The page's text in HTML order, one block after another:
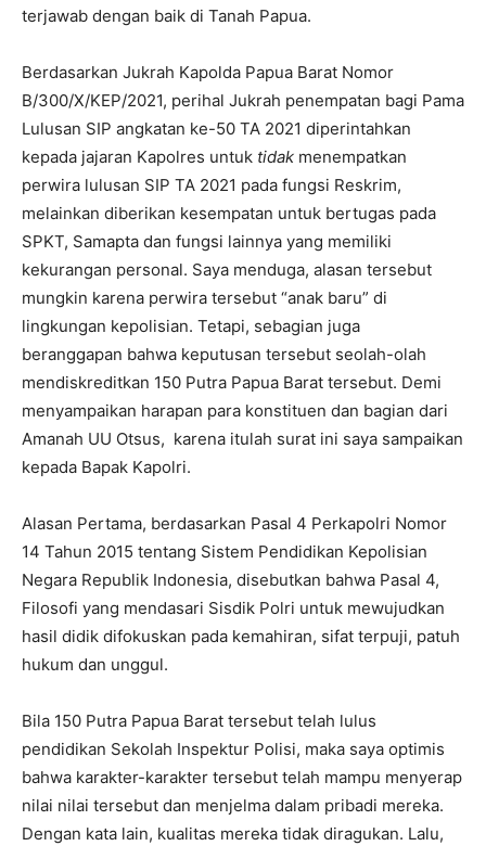
terjawab dengan baik di Tanah Papua.
Berdasarkan Jukrah Kapolda Papua Barat Nomor
B/300/X/KEP/2021, perihal Jukrah penempatan bagi Pama
Lulusan SIP angkatan ke-50 TA 2021 diperintahkan
kepada jajaran Kapolres untuk tidak menempatkan
perwira lulusan SIP TA 2021 pada fungsi Reskrim,
melainkan diberikan kesempatan untuk bertugas pada
SPKT, Samapta dan fungsi lainnya yang memiliki
kekurangan personal. Saya menduga, alasan tersebut
mungkin karena perwira tersebut “anak baru” di
lingkungan kepolisian. Tetapi, sebagian juga
beranggapan bahwa keputusan tersebut seolah-olah
mendiskreditkan 150 Putra Papua Barat tersebut. Demi
menyampaikan harapan para konstituen dan bagian dari
Amanah UU Otsus, karena itulah surat ini saya sampaikan
kepada Bapak Kapolri.
Alasan Pertama, berdasarkan Pasal 4 Perkapolri Nomor
14 Tahun 2015 tentang Sistem Pendidikan Kepolisian
Negara Republik Indonesia, disebutkan bahwa Pasal 4,
Filosofi yang mendasari Sisdik Polri untuk mewujudkan
hasil didik difokuskan pada kemahiran, sifat terpuji, patuh
hukum dan unggul.
Bila 150 Putra Papua Barat tersebut telah lulus
pendidikan Sekolah Inspektur Polisi, maka saya optimis
bahwa karakter-karakter tersebut telah mampu menyerap
nilai nilai tersebut dan menjelma dalam pribadi mereka.
Dengan kata lain, kualitas mereka tidak diragukan. Lalu,